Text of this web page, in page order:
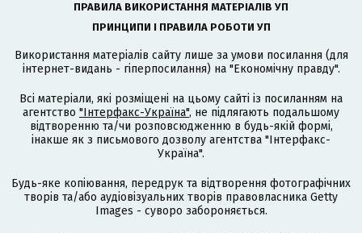
ПРАВИЛА ВИКОРИСТАННЯ МАТЕРІАЛІВ УП
ПРИНЦИПИ І ПРАВИЛА РОБОТИ УП
Використання матеріалів сайту лише за умови посилання (для
інтернет-видань - гіперпосилання) на "Економічну правду".
Всі матеріали, які розміщені на цьому сайті із посиланням на
агентство "Інтерфакс-Україна", не підлягають подальшому
відтворенню та/чи розповсюдженню в будь-якій формі,
інакше як з письмового дозволу агентства "Інтерфакс-
Україна".
Будь-яке копіювання, передрук та відтворення фотографічних
творів та/або аудіовізуальних творів правовласника Getty
Images - суворо забороняється.